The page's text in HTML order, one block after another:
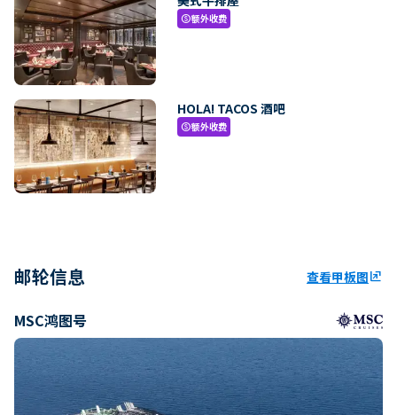
paid额外收费
HOLA! TACOS 酒吧
paid额外收费
邮轮信息 查看甲板图ungroup
MSC鸿图号